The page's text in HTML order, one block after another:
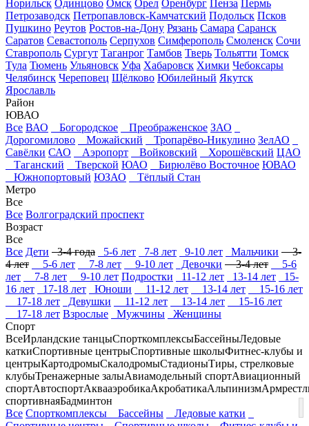
Норильск Одинцово Омск Орел Оренбург Пенза Пермь
Петрозаводск Петропавловск-Камчатский Подольск Псков
Пушкино Реутов Ростов-на-Дону Рязань Самара Саранск
Саратов Севастополь Серпухов Симферополь Смоленск Сочи
Ставрополь Сургут Таганрог Тамбов Тверь Тольятти Томск
Тула Тюмень Ульяновск Уфа Хабаровск Химки Чебоксары
Челябинск Череповец Щёлково Юбилейный Якутск
Ярославль
Район
ЮВАО
Все ВАО Богородское Преображенское ЗАО
Дорогомилово
Можайский Тропарёво-Никулино ЗелАО
Савёлки САО Аэропорт Войковский Хорошёвский ЦАО
Таганский
Тверской ЮАО Бирюлёво Восточное ЮВАО
Южнопортовый ЮЗАО
Тёплый Стан
Метро
Все
Все Волгоградский проспект
Возраст
Все
Все Дети 3-4 года 5-6 лет 7-8 лет 9-10 лет Мальчики 3-
4 лет
5-6 лет 7-8 лет 9-10 лет Девочки 3-4 лет
5-6
лет
7-8 лет 9-10 лет Подростки 11-12 лет 13-14 лет
15-
16 лет
17-18 лет Юноши 11-12 лет 13-14 лет
15-16 лет
17-18 лет
Девушки 11-12 лет 13-14 лет
15-16 лет
17-18 лет Взрослые Мужчины
Женщины
Спорт
ВсеИрландские танцыСпорткомплексыБассейныЛедовые
каткиСпортивные центрыСпортивные школыФитнес-клубы и
центрыКартодромыСкалодромыСтадионыТиры, стрелковые
клубыТренажерные залыАвиамодельный спортАвиационный
спортАвтоспортАквааэробикаАкробатикаАльпинизм
спортивнаяБадминтон
Все Спорткомплексы Бассейны
Ледовые катки